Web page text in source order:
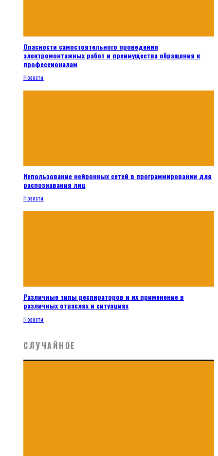
Опасности самостоятельного проведения
электромонтажных работ и преимущества обращения к
профессионалам
Новости
Использование нейронных сетей в программировании для
распознавания лиц
Новости
Различные типы респираторов и их применение в
различных отраслях и ситуациях
Новости
СЛУЧАЙНОЕ